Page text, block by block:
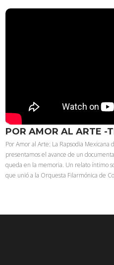
POR AMOR AL ARTE -
Por Amor al Arte: La Rapsodia
presentamos el avance de un
queda en la memoria. Un relato íntimo
que unió a la Orquesta Filarmónica de